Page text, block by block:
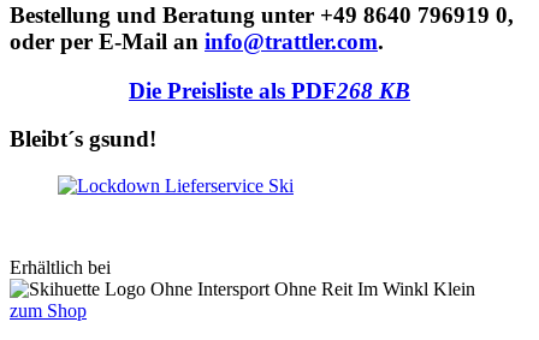
Bestellung und Beratung unter +49 8640 796919 0,
oder per E-Mail an info@trattler.com.
Die Preisliste als PDF268 KB
Bleibt´s gsund!
Erhältlich bei
zum Shop